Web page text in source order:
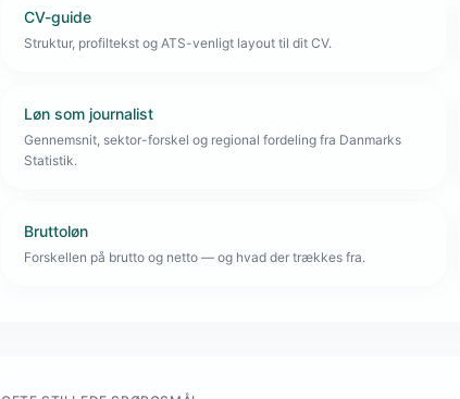
CV-guide
Struktur, profiltekst og ATS-venligt layout til dit CV.
Løn som journalist
Gennemsnit, sektor-forskel og regional fordeling fra Danmarks
Statistik.
Bruttoløn
Forskellen på brutto og netto — og hvad der trækkes fra.